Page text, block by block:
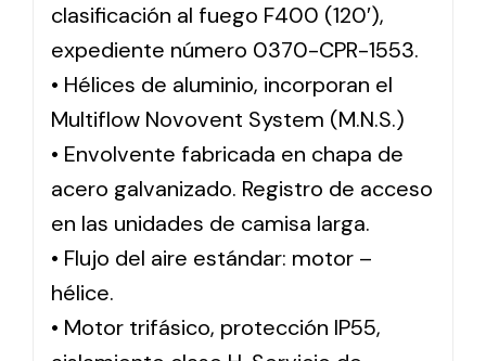
clasificación al fuego F400 (120′),
expediente número 0370-CPR-1553.
• Hélices de aluminio, incorporan el
Multiflow Novovent System (M.N.S.)
• Envolvente fabricada en chapa de
acero galvanizado. Registro de acceso
en las unidades de camisa larga.
• Flujo del aire estándar: motor –
hélice.
• Motor trifásico, protección IP55,